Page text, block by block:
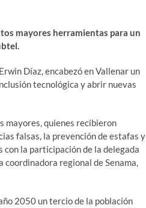
mayores herramientas para un
Díaz, encabezó en Vallenar un
tecnológica y abrir nuevas
mayores, quienes recibieron
falsas, la prevención de estafas y
la participación de la delegada
regional de Senama,
2050 un tercio de la población